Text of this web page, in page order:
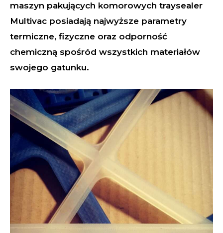
maszyn pakujących komorowych traysealer
Multivac posiadają najwyższe parametry
termiczne, fizyczne oraz odporność
chemiczną spośród wszystkich materiałów
swojego gatunku.